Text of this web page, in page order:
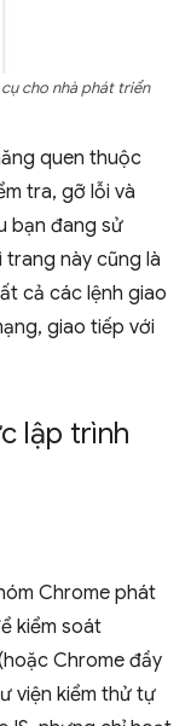
cho nhà phát triển
quen thuộc
tra, gỡ lỗi và
bạn đang sử
này cũng là
cả các lệnh giao
giao tiếp với
lập trình
Chrome phát
kiểm soát
Chrome đầy
viện kiểm thử tự